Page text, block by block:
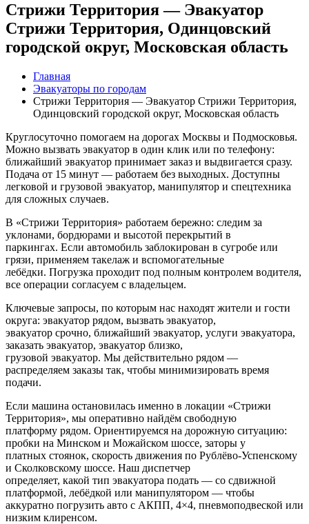
Стрижи Территория — Эвакуатор
Стрижи Территория, Одинцовский
городской округ, Московская область
Главная
Эвакуаторы по городам
Стрижи Территория — Эвакуатор Стрижи Территория,
Одинцовский городской округ, Московская область
Круглосуточно помогаем на дорогах Москвы и Подмосковья.
Можно вызвать эвакуатор в один клик или по телефону:
ближайший эвакуатор принимает заказ и выдвигается сразу.
Подача от 15 минут — работаем без выходных. Доступны
легковой и грузовой эвакуатор, манипулятор и спецтехника
для сложных случаев.
В «Стрижи Территория» работаем бережно: следим за
уклонами, бордюрами и высотой перекрытий в
паркингах. Если автомобиль заблокирован в сугробе или
грязи, применяем такелаж и вспомогательные
лебёдки. Погрузка проходит под полным контролем водителя,
все операции согласуем с владельцем.
Ключевые запросы, по которым нас находят жители и гости
округа: эвакуатор рядом, вызвать эвакуатор,
эвакуатор срочно, ближайший эвакуатор, услуги эвакуатора,
заказать эвакуатор, эвакуатор близко,
грузовой эвакуатор. Мы действительно рядом —
распределяем заказы так, чтобы минимизировать время
подачи.
Если машина остановилась именно в локации «Стрижи
Территория», мы оперативно найдём свободную
платформу рядом. Ориентируемся на дорожную ситуацию:
пробки на Минском и Можайском шоссе, заторы у
платных стоянок, скорость движения по Рублёво-Успенскому
и Сколковскому шоссе. Наш диспетчер
определяет, какой тип эвакуатора подать — со сдвижной
платформой, лебёдкой или манипулятором — чтобы
аккуратно погрузить авто с АКПП, 4×4, пневмоподвеской или
низким клиренсом.